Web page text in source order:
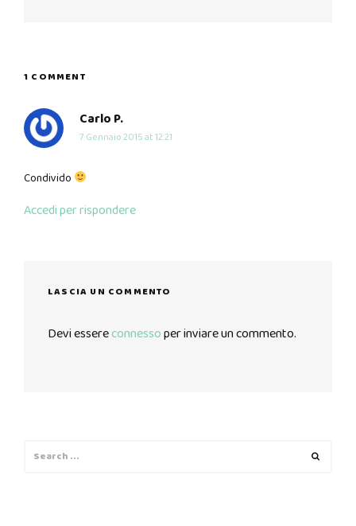
1 COMMENT
Carlo P.says:
7 Gennaio 2015 at 12:21
Condivido
Accedi per rispondere
LASCIA UN COMMENTO
Devi essereconnessoper inviare un commento.
for: